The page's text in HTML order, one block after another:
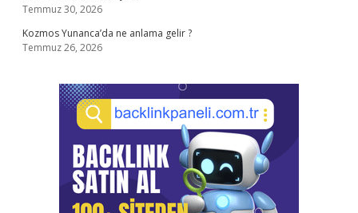
Temmuz 30, 2026
Kozmos Yunanca’da ne anlama gelir ?
Temmuz 26, 2026